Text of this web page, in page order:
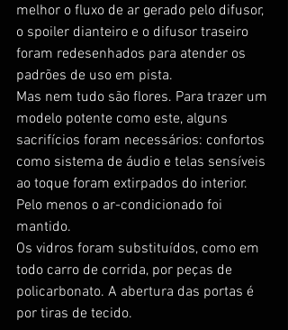
melhor o fluxo de ar gerado pelo difusor,
o spoiler dianteiro e o difusor traseiro
foram redesenhados para atender os
padrões de uso em pista.
Mas nem tudo são flores. Para trazer um
modelo potente como este, alguns
sacrifícios foram necessários: confortos
como sistema de áudio e telas sensíveis
ao toque foram extirpados do interior.
Pelo menos o ar-condicionado foi
mantido.
Os vidros foram substituídos, como em
todo carro de corrida, por peças de
policarbonato. A abertura das portas é
por tiras de tecido.